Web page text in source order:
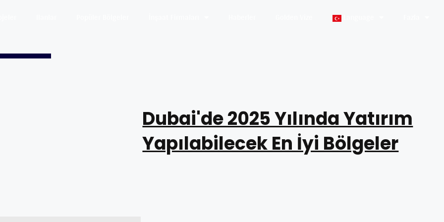
Dubai'de 2025 Yılında Yatırım
Yapılabilecek En İyi Bölgeler